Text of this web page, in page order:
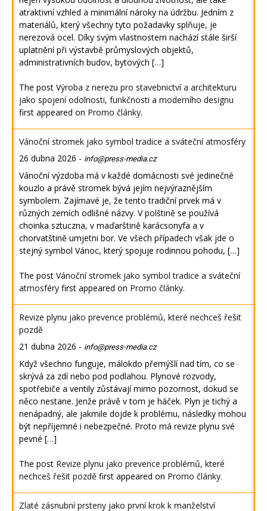
atraktivní vzhled a minimální nároky na údržbu. Jedním z
materiálů, který všechny tyto požadavky splňuje, je
nerezová ocel. Díky svým vlastnostem nachází stále širší
uplatnění při výstavbě průmyslových objektů,
administrativních budov, bytových […]
The post Výroba z nerezu pro stavebnictví a architekturu
jako spojení odolnosti, funkčnosti a moderního designu
first appeared on Promo články.
Vánoční stromek jako symbol tradice a sváteční atmosféry
26 dubna 2026 - info@press-media.cz
Vánoční výzdoba má v každé domácnosti své jedinečné
kouzlo a právě stromek bývá jejím nejvýraznějším
symbolem. Zajímavé je, že tento tradiční prvek má v
různých zemích odlišné názvy. V polštině se používá
choinka sztuczna, v maďarštině karácsonyfa a v
chorvatštině umjetni bor. Ve všech případech však jde o
stejný symbol Vánoc, který spojuje rodinnou pohodu, […]
The post Vánoční stromek jako symbol tradice a sváteční
atmosféry first appeared on Promo články.
Revize plynu jako prevence problémů, které nechceš řešit
pozdě
21 dubna 2026 - info@press-media.cz
Když všechno funguje, málokdo přemýšlí nad tím, co se
skrývá za zdí nebo pod podlahou. Plynové rozvody,
spotřebiče a ventily zůstávají mimo pozornost, dokud se
něco nestane. Jenže právě v tom je háček. Plyn je tichý a
nenápadný, ale jakmile dojde k problému, následky mohou
být nepříjemné i nebezpečné. Proto má revize plynu své
pevné […]
The post Revize plynu jako prevence problémů, které
nechceš řešit pozdě first appeared on Promo články.
Zlaté zásnubní prsteny jako první krok k manželství